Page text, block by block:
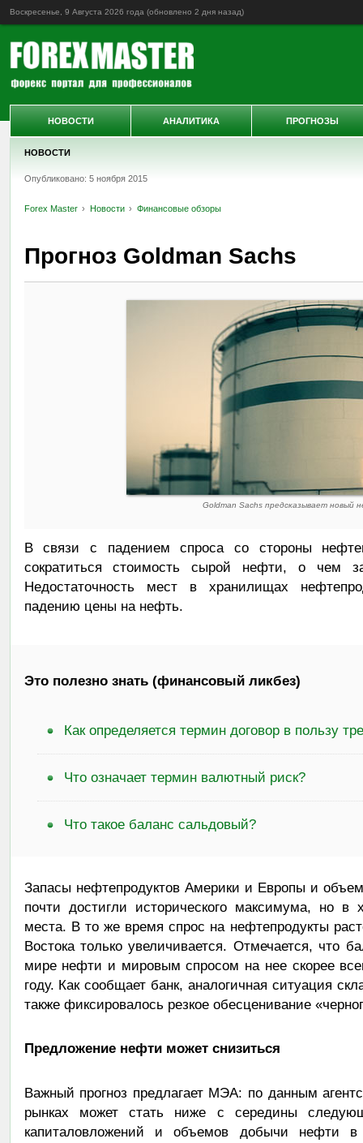
Воскресенье, 9 Августа 2026 года (обновлено 2 дня назад)
НОВОСТИ
Опубликовано: 5 ноября 2015
Forex Master Новости Финансовые обзоры
Прогноз Goldman Sachs
Goldman Sachs предсказывает новый
В связи с падением спроса со стороны
сократиться стоимость сырой нефти, о чем
Недостаточность мест в хранилищах
падению цены на нефть.
Это полезно знать (финансовый ликбез)
Как определяется термин договор в пользу
Что означает термин валютный риск?
Что такое баланс сальдовый?
Запасы нефтепродуктов Америки и Европы и
почти достигли исторического максимума, но
места. В то же время спрос на нефтепродукты
Востока только увеличивается. Отмечается, что
мире нефти и мировым спросом на нее скорее
году. Как сообщает банк, аналогичная ситуация
также фиксировалось резкое обесценивание
Предложение нефти может снизиться
Важный прогноз предлагает МЭА: по данным
рынках может стать ниже с середины
капиталовложений и объемов добычи нефти
НОВОСТИ АНАЛИТИКА ПРОГНОЗЫ